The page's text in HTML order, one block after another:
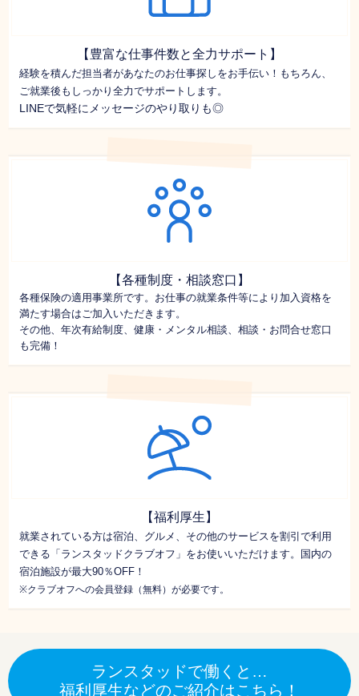
【豊富な仕事件数と全力サポート】
経験を積んだ担当者があなたのお仕事探しをお手伝い！もちろん、
ご就業後もしっかり全力でサポートします。
LINEで気軽にメッセージのやり取りも◎
【各種制度・相談窓口】
各種保険の適用事業所です。お仕事の就業条件等により加入資格を
満たす場合はご加入いただきます。
その他、年次有給制度、健康・メンタル相談、相談・お問合せ窓口
も完備！
【福利厚生】
就業されている方は宿泊、グルメ、その他のサービスを割引で利用
できる「ランスタッドクラブオフ」をお使いいただけます。国内の
宿泊施設が最大90％OFF！
※クラブオフへの会員登録（無料）が必要です。
ランスタッドで働くと…
福利厚生などのご紹介はこちら！